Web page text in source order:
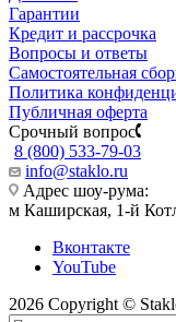
Гарантии
Кредит и рассрочка
Вопросы и ответы
Самостоятельная
Политика
Публичная оферта
Срочный вопрос
8 (800) 533-79-03
info@staklo.ru
Адрес шоу-рума:
м Каширская, 1-й
Вконтакте
YouTube
2026 Copyright ©